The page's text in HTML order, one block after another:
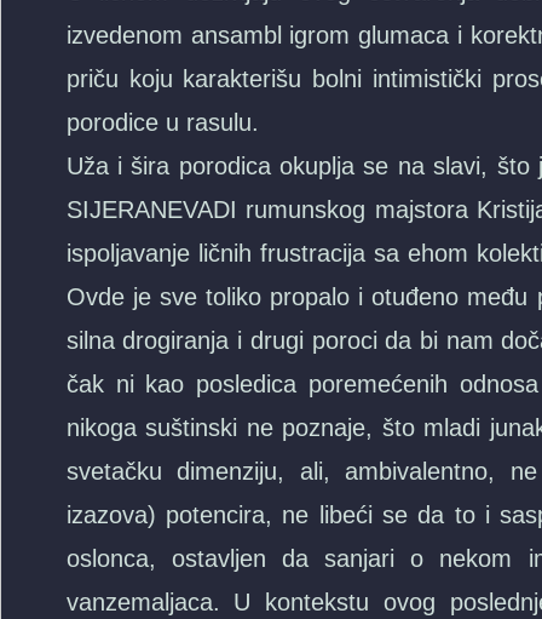
izvedenom ansambl igrom glumaca i
priču koju karakterišu bolni intimistički
porodice u rasulu.
Uža i šira porodica okuplja se na slavi,
SIJERANEVADI rumunskog majstora
ispoljavanje ličnih frustracija sa ehom
Ovde je sve toliko propalo i otuđeno
silna drogiranja i drugi poroci da bi nam
čak ni kao posledica poremećenih
nikoga suštinski ne poznaje, što mladi
svetačku dimenziju, ali, ambivalentno,
izazova) potencira, ne libeći se da to i
oslonca, ostavljen da sanjari o nekom
vanzemaljaca. U kontekstu ovog